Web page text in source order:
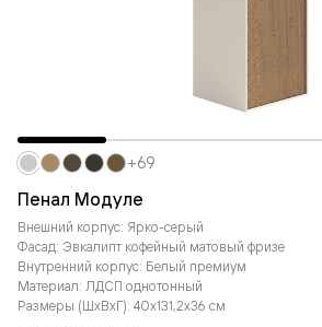
Пенал Модуле
Внешний корпус: Ярко-серый
Фасад: Эвкалипт кофейный матовый фризе
Внутренний корпус: Белый премиум
Материал: ЛДСП однотонный
Размеры (ШxВxГ): 40x131,2x36 см
+69